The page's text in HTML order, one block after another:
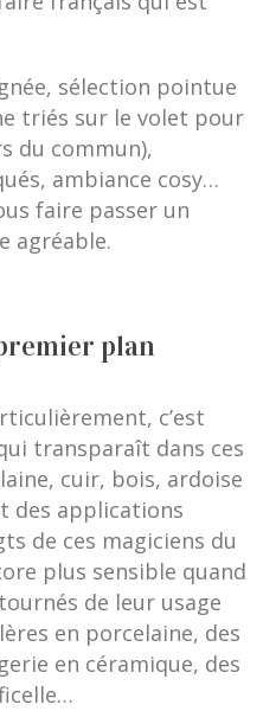
sélection pointue
triés sur le volet pour
du commun),
ambiance cosy…
faire passer un
agréable.
plan
c’est
transparaît dans ces
cuir, bois, ardoise
des applications
de ces magiciens du
plus sensible quand
de leur usage
en porcelaine, des
en céramique, des